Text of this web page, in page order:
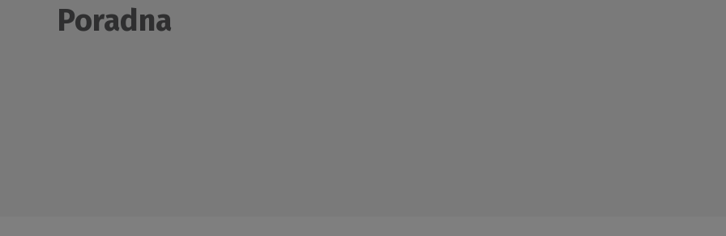
Poradna